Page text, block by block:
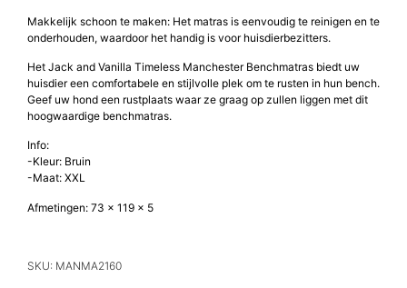
Makkelijk schoon te maken: Het matras is eenvoudig te reinigen en te
onderhouden, waardoor het handig is voor huisdierbezitters.
Het Jack and Vanilla Timeless Manchester Benchmatras biedt uw
huisdier een comfortabele en stijlvolle plek om te rusten in hun bench.
Geef uw hond een rustplaats waar ze graag op zullen liggen met dit
hoogwaardige benchmatras.
Info:
-Kleur: Bruin
-Maat: XXL
Afmetingen: 73 x 119 x 5
SKU: MANMA2160